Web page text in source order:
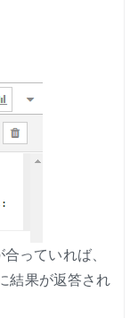
っていれば、
結果が返答され